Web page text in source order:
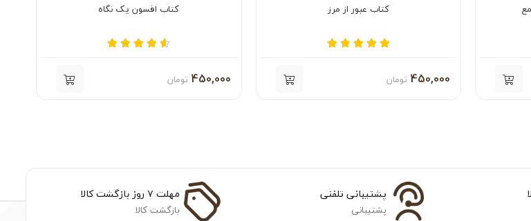
کتاب عبور از مرز
450,000 تومان
کتاب افسون یک نگاه
450,000 تومان
پشتیبانی تلفنی
پشتیبانی
مهلت ۷ روز بازگشت کالا
بازگشت کالا